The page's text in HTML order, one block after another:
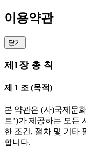
이용약관
닫기
제1장 총 칙
제 1 조 (목적)
본 약관은 (사)국제문
트")가 제공하는 모든
한 조건, 절차 및 기타
합니다.